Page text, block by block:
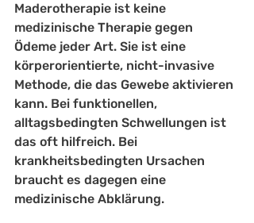
Maderotherapie ist keine
medizinische Therapie gegen
Ödeme jeder Art. Sie ist eine
körperorientierte, nicht-invasive
Methode, die das Gewebe aktivieren
kann. Bei funktionellen,
alltagsbedingten Schwellungen ist
das oft hilfreich. Bei
krankheitsbedingten Ursachen
braucht es dagegen eine
medizinische Abklärung.